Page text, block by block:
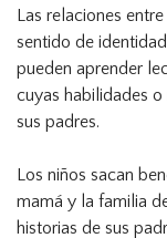
Las relaciones
sentido de
pueden aprender
cuyas habilidades
sus padres.
Los niños sacan
mamá y la familia
historias de sus